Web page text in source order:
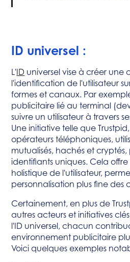
ID universel :
L'ID universel vise à créer une
l'identification de l'utilisateur
formes et canaux. Par
publicitaire lié au terminal
suivre un utilisateur à travers
Une initiative telle que
opérateurs téléphoniques,
mutualisés, hachés et
identifiants uniques. Cela offre
holistique de l'utilisateur,
personnalisation plus fine des
Certainement, en plus de
autres acteurs et initiatives
l'ID universel, chacun
environnement publicitaire
Voici quelques exemples